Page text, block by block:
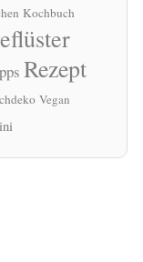
Kochbuch
Rezept
Vegan